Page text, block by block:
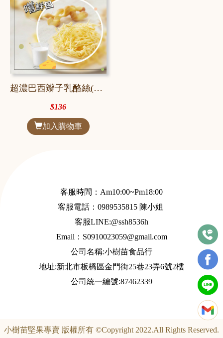
超濃巴西辮子乳酪絲(蛋奶素)【獨享包】
$136
加入購物車
客服時間：Am10:00~Pm18:00
客服電話： 0989535815 陳小姐
客服LINE:@ssh8536h
Email：S0910023059@gmail.com
公司名稱:小樹苗食品行
地址:新北市板橋區金門街25巷23弄6號2樓
公司統一編號:87462339
小樹苗堅果專賣 版權所有 ©Copyright 2022.All Rights Reserved.